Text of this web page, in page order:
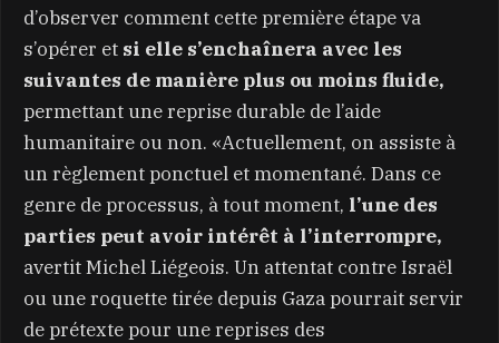
d’observer comment cette première étape va
s’opérer et si elle s’enchaînera avec les
suivantes de manière plus ou moins fluide,
permettant une reprise durable de l’aide
humanitaire ou non. «Actuellement, on assiste à
un règlement ponctuel et momentané. Dans ce
genre de processus, à tout moment, l’une des
parties peut avoir intérêt à l’interrompre,
avertit Michel Liégeois. Un attentat contre Israël
ou une roquette tirée depuis Gaza pourrait servir
de prétexte pour une reprises des